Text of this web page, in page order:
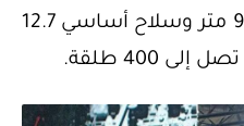
المركبات من مسافة 9400 متر وسلاح أساسي 12.7